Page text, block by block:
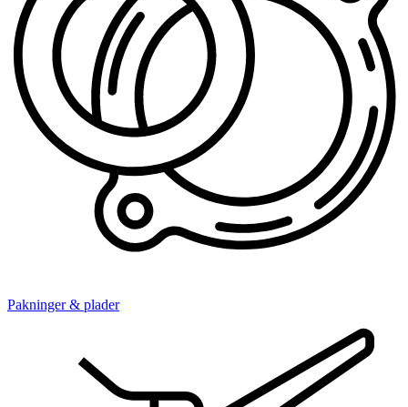
Pakninger & plader